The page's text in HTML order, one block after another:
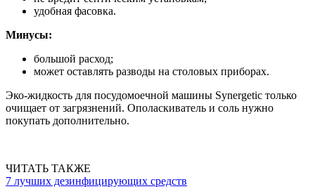
удобная фасовка.
Минусы:
большой расход;
может оставлять разводы на столовых приборах.
Эко-жидкость для посудомоечной машины Synergetic только
очищает от загрязнений. Ополаскиватель и соль нужно
покупать дополнительно.
ЧИТАТЬ ТАКЖЕ
7 лучших дезинфицирующих средств